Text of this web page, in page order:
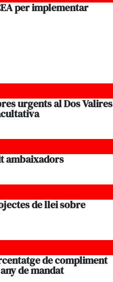
per implementar
urgents al Dos Valires
ambaixadors
de llei sobre
de compliment
de mandat